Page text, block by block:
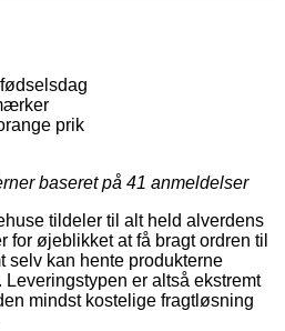
prik
baseret på 41 anmeldelser
tildeler til alt held alverdens
for øjeblikket at få bragt ordren til
selv kan hente produkterne
er altså ekstremt
mindst kostelige fragtløsning